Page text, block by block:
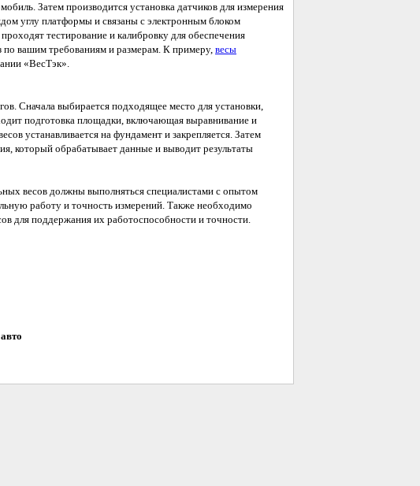
Затем производится установка датчиков для измерения
углу платформы и связаны с электронным блоком
тестирование и калибровку для обеспечения
по вашим требованиям и размерам. К примеру,весы
«ВесТэк».
Сначала выбирается подходящее место для установки,
подготовка площадки, включающая выравнивание и
устанавливается на фундамент и закрепляется. Затем
который обрабатывает данные и выводит результаты
весов должны выполняться специалистами с опытом
работу и точность измерений. Также необходимо
для поддержания их работоспособности и точности.